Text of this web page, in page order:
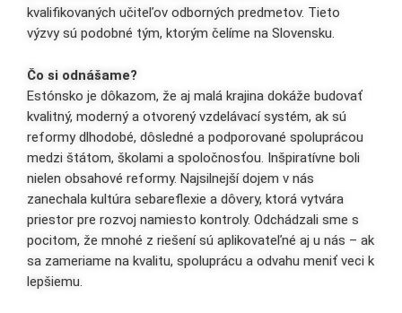
kvalifikovaných učiteľov odborných predmetov. Tieto
výzvy sú podobné tým, ktorým čelíme na Slovensku.
Čo si odnášame?
Estónsko je dôkazom, že aj malá krajina dokáže budovať
kvalitný, moderný a otvorený vzdelávací systém, ak sú
reformy dlhodobé, dôsledné a podporované spoluprácou
medzi štátom, školami a spoločnosťou. Inšpiratívne boli
nielen obsahové reformy. Najsilnejší dojem v nás
zanechala kultúra sebareflexie a dôvery, ktorá vytvára
priestor pre rozvoj namiesto kontroly. Odchádzali sme s
pocitom, že mnohé z riešení sú aplikovateľné aj u nás – ak
sa zameriame na kvalitu, spoluprácu a odvahu meniť veci k
lepšiemu.